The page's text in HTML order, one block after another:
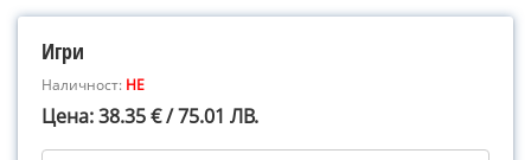
Игри
Наличност: НЕ
Цена: 38.35 € / 75.01 ЛВ.